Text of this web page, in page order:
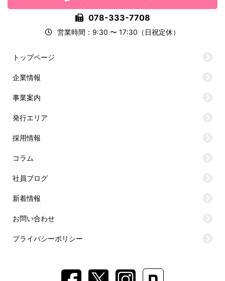
078-333-7708
営業時間：9:30 〜 17:30（日祝定休）
トップページ
企業情報
事業案内
発行エリア
採用情報
コラム
社員ブログ
新着情報
お問い合わせ
プライバシーポリシー